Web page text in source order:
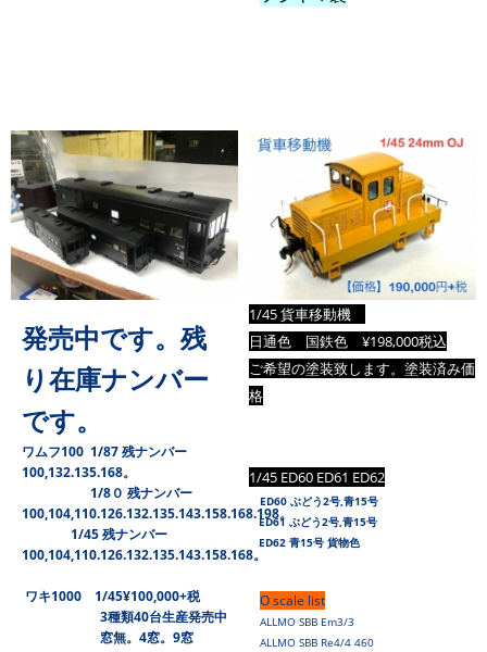
発売中です。残
り在庫ナンバー
です。
ワムフ100 1/87 残ナンバー
100,132.135.168。
1/8０ 残ナンバー
100,104,110.126.132.135.143.158.168.198。
1/45 残ナンバー
100,104,110.126.132.135.143.158.168。
ワキ1000 1/45¥100,000+税
3種類40台生産発売中
窓無。4窓。9窓
1/45 貨車移動機
日通色 国鉄色 ¥198,000税込
ご希望の塗装致します。塗装済み価
格
1/45 ED60 ED61 ED62
ED60 ぶどう2号,青15号
ED61 ぶどう2号,青15号
ED62 青15号 貨物色
O scale list
ALLMO SBB Em3/3
ALLMO SBB Re4/4 460